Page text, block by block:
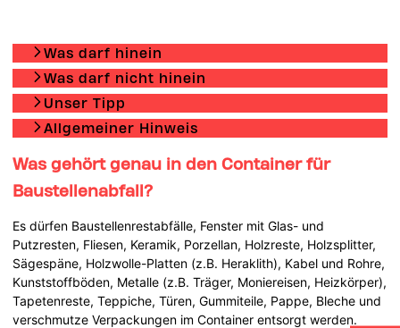
Was darf hinein
Was darf nicht hinein
Unser Tipp
Allgemeiner Hinweis
Was gehört genau in den Container für
Baustellenabfall?
Es dürfen Baustellenrestabfälle, Fenster mit Glas- und
Putzresten, Fliesen, Keramik, Porzellan, Holzreste, Holzsplitter,
Sägespäne, Holzwolle-Platten (z.B. Heraklith), Kabel und Rohre,
Kunststoffböden, Metalle (z.B. Träger, Moniereisen, Heizkörper),
Tapetenreste, Teppiche, Türen, Gummiteile, Pappe, Bleche und
verschmutze Verpackungen im Container entsorgt werden.